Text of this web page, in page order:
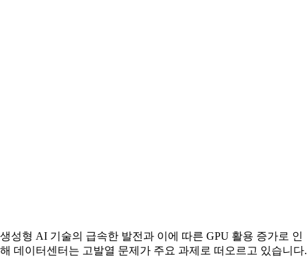
생성형 AI 기술의 급속한 발전과 이에 따른 GPU 활용 증가로 인
해 데이터센터는 고발열 문제가 주요 과제로 떠오르고 있습니다.